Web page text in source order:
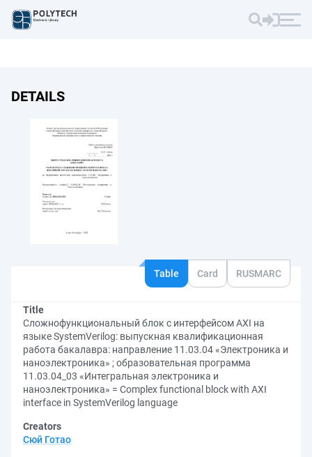
DETAILS
Table Card RUSMARC
Title
Сложнофункциональный блок с интерфейсом AXI на
языке SystemVerilog: выпускная квалификационная
работа бакалавра: направление 11.03.04 «Электроника и
наноэлектроника» ; образовательная программа
11.03.04_03 «Интегральная электроника и
наноэлектроника» = Complex functional block with AXI
interface in SystemVerilog language
Creators
Сюй Готао